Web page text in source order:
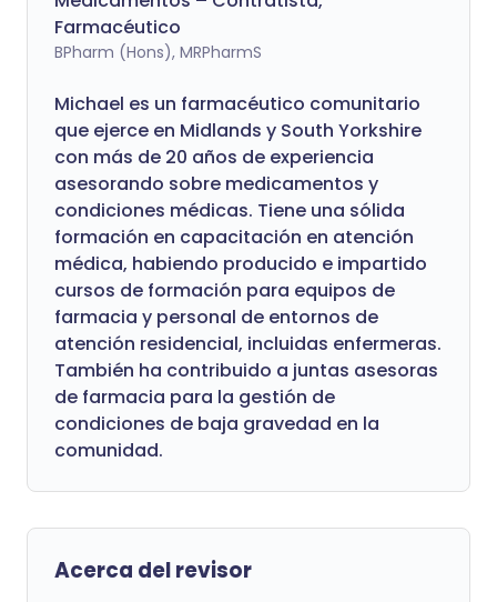
Farmacéutico
BPharm (Hons), MRPharmS
Michael es un farmacéutico comunitario
que ejerce en Midlands y South Yorkshire
con más de 20 años de experiencia
asesorando sobre medicamentos y
condiciones médicas. Tiene una sólida
formación en capacitación en atención
médica, habiendo producido e impartido
cursos de formación para equipos de
farmacia y personal de entornos de
atención residencial, incluidas enfermeras.
También ha contribuido a juntas asesoras
de farmacia para la gestión de
condiciones de baja gravedad en la
comunidad.
Acerca del revisor